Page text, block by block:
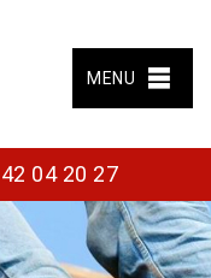
MENU
04 20 27